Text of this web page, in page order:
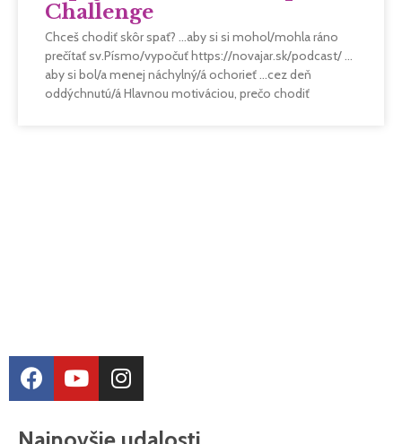
Challenge
Chceš chodiť skôr spať? …aby si si mohol/mohla ráno
prečítať sv.Písmo/vypočuť https://novajar.sk/podcast/ …
aby si bol/a menej náchylný/á ochorieť …cez deň
oddýchnutú/á Hlavnou motiváciou, prečo chodiť